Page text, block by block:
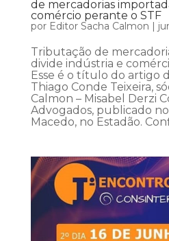
de mercadorias
comércio perante o STF
por Editor Sacha Calmon |
Tributação de
divide indústria e
Esse é o título do artigo
Thiago Conde Teixeira,
Calmon – Misabel Derzi
Advogados, publicado
Macedo, no Estadão.